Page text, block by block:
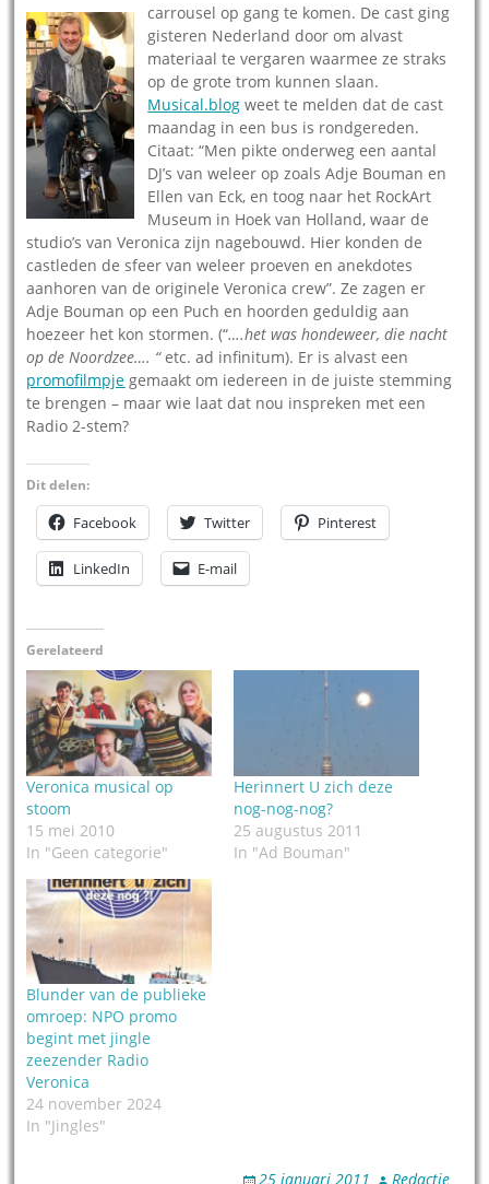
carrousel op gang te komen. De cast ging
gisteren Nederland door om alvast
materiaal te vergaren waarmee ze straks
op de grote trom kunnen slaan.
Musical.blog weet te melden dat de cast
maandag in een bus is rondgereden.
Citaat: “Men pikte onderweg een aantal
DJ’s van weleer op zoals Adje Bouman en
Ellen van Eck, en toog naar het RockArt
Museum in Hoek van Holland, waar de
studio’s van Veronica zijn nagebouwd. Hier konden de
castleden de sfeer van weleer proeven en anekdotes
aanhoren van de originele Veronica crew”. Ze zagen er
Adje Bouman op een Puch en hoorden geduldig aan
hoezeer het kon stormen. (“….het was hondeweer, die nacht
op de Noordzee…. “etc. ad infinitum). Er is alvast een
promofilmpje gemaakt om iedereen in de juiste stemming
te brengen – maar wie laat dat nou inspreken met een
Radio 2-stem?
Dit delen:
Facebook Twitter Pinterest
LinkedIn E-mail
Gerelateerd
Veronica musical op
stoom
15 mei 2010
In "Geen categorie"
Herinnert U zich deze
nog-nog-nog?
25 augustus 2011
In "Ad Bouman"
Blunder van de publieke
omroep: NPO promo
begint met jingle
zeezender Radio
Veronica
24 november 2024
In "Jingles"
25 januari 2011 Redactie